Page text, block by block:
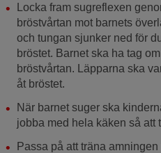
Locka fram sugreflexen
bröstvårtan mot barnets
och tungan sjunker ned för
bröstet. Barnet ska ha tag
bröstvårtan. Läpparna ska
åt bröstet.
När barnet suger ska
jobba med hela käken så att
Passa på att träna